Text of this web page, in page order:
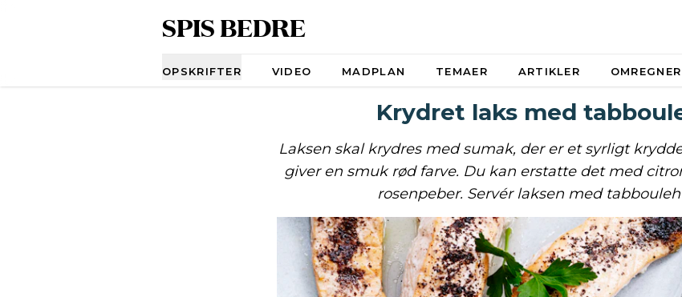
SPIS BEDRE
OPSKRIFTER VIDEO MADPLAN TEMAER ARTIKLER OMREGNER
Krydret laks med
Laksen skal krydres med sumak, der er et syrligt
giver en smuk rød farve. Du kan erstatte det med
rosenpeber. Servér laksen med